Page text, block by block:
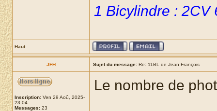
1 Bicylindre : 2CV
Haut
JFH Sujet du message: Re: 11BL de Jean François
Inscription: Ven 29 Aoû, 2025-
23:04
Messages: 23
Le nombre de